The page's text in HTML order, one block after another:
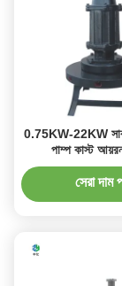
0.75KW-22KW
পাম্প কাস্ট
সেরা দাম